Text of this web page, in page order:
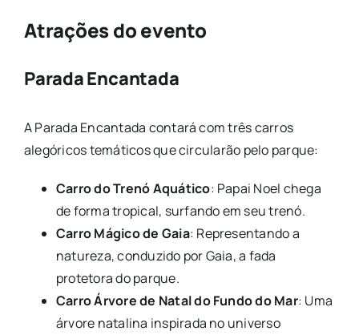
Atrações do evento
Parada Encantada
A Parada Encantada contará com três carros
alegóricos temáticos que circularão pelo parque:
Carro do Trenó Aquático: Papai Noel chega
de forma tropical, surfando em seu trenó.
Carro Mágico de Gaia: Representando a
natureza, conduzido por Gaia, a fada
protetora do parque.
Carro Árvore de Natal do Fundo do Mar: Uma
árvore natalina inspirada no universo